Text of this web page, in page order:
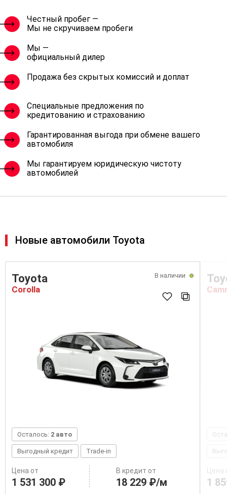
Честный пробег —
Мы не скручиваем пробеги
Мы —
официальный дилер
Продажа без скрытых комиссий и доплат
Специальные предложения по
кредитованию и страхованию
Гарантированная выгода при обмене вашего
автомобиля
Мы гарантируем юридическую чистоту
автомобилей
Новые автомобили Toyota
В наличии
Toyota
Corolla
Осталось: 2 авто
Выгодный кредит Trade-in
Цена от
1 531 300 ₽
В кредит от
18 229 ₽/м
Цена
1